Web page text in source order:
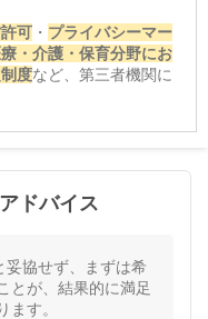
可・ プライバシーマー
療・介護・保育分野にお
度など、第三者機関に
ドバイス
妥協せず、まずは希
とが、結果的に満足
ます。